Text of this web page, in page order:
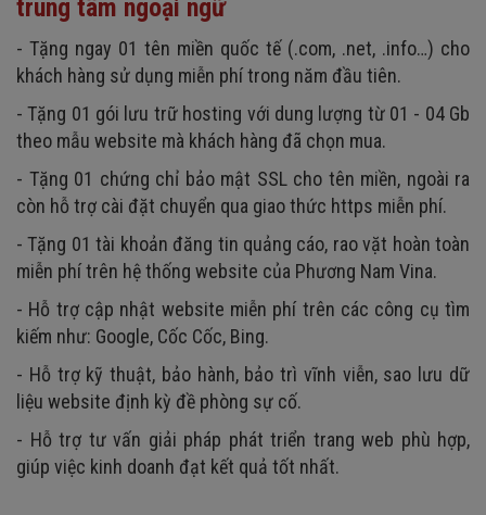
trung tâm ngoại ngữ
- Tặng ngay 01 tên miền quốc tế (.com, .net, .info…) cho
khách hàng sử dụng miễn phí trong năm đầu tiên.
- Tặng 01 gói lưu trữ hosting với dung lượng từ 01 - 04 Gb
theo mẫu website mà khách hàng đã chọn mua.
- Tặng 01 chứng chỉ bảo mật SSL cho tên miền, ngoài ra
còn hỗ trợ cài đặt chuyển qua giao thức https miễn phí.
- Tặng 01 tài khoản đăng tin quảng cáo, rao vặt hoàn toàn
miễn phí trên hệ thống website của Phương Nam Vina.
- Hỗ trợ cập nhật website miễn phí trên các công cụ tìm
kiếm như: Google, Cốc Cốc, Bing.
- Hỗ trợ kỹ thuật, bảo hành, bảo trì vĩnh viễn, sao lưu dữ
liệu website định kỳ đề phòng sự cố.
- Hỗ trợ tư vấn giải pháp phát triển trang web phù hợp,
giúp việc kinh doanh đạt kết quả tốt nhất.